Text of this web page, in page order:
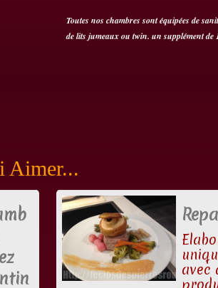
Toutes nos chambres sont équipées de
de lits jumeaux ou twin. un supplément
Aimer...
avec